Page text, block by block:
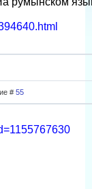
# 55